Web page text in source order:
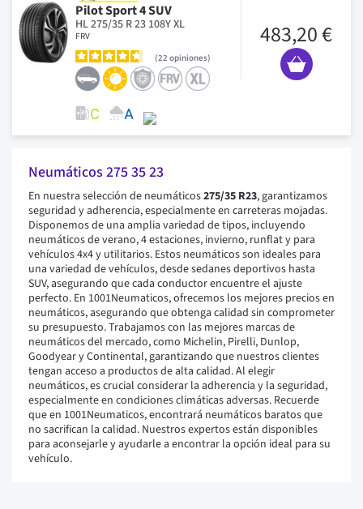
Pilot Sport 4 SUV
HL 275/35 R 23 108Y XL
FRV
22 opiniones
483,20 €
Neumáticos 275 35 23
En nuestra selección de neumáticos275/35 R23, garantizamos
seguridad y adherencia, especialmente en carreteras mojadas.
Disponemos de una amplia variedad de tipos, incluyendo
neumáticos de verano, 4 estaciones, invierno, runflat y para
vehículos 4x4 y utilitarios. Estos neumáticos son ideales para
una variedad de vehículos, desde sedanes deportivos hasta
SUV, asegurando que cada conductor encuentre el ajuste
perfecto. En 1001Neumaticos, ofrecemos los mejores precios en
neumáticos, asegurando que obtenga calidad sin comprometer
su presupuesto. Trabajamos con las mejores marcas de
neumáticos del mercado, como Michelin, Pirelli, Dunlop,
Goodyear y Continental, garantizando que nuestros clientes
tengan acceso a productos de alta calidad. Al elegir
neumáticos, es crucial considerar la adherencia y la seguridad,
especialmente en condiciones climáticas adversas. Recuerde
que en 1001Neumaticos, encontrará neumáticos baratos que
no sacrifican la calidad. Nuestros expertos están disponibles
para aconsejarle y ayudarle a encontrar la opción ideal para su
vehículo.